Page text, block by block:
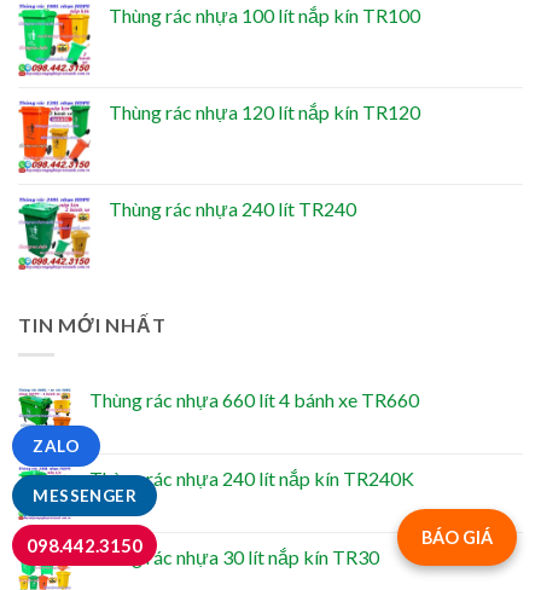
Thùng rác nhựa 100 lít nắp kín TR100
Thùng rác nhựa 120 lít nắp kín TR120
Thùng rác nhựa 240 lít TR240
TIN MỚI NHẤT
Thùng rác nhựa 660 lít 4 bánh xe TR660
Thùng rác nhựa 240 lít nắp kín TR240K
Thùng rác nhựa 30 lít nắp kín TR30
BÁO GIÁ
MESSENGER
ZALO
098.442.3150